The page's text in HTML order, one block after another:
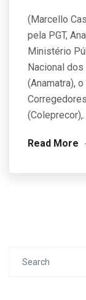
(Marcello
pela PGT,
Ministério
Nacional
(Anamatra),
Read More